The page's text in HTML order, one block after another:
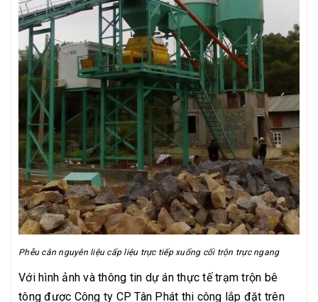
Phễu cân nguyên liệu cấp liệu trực tiếp xuống cối trộn trực ngang
Với hình ảnh và thông tin dự án thực tế trạm trộn bê
tông được Công ty CP Tân Phát thi công lắp đặt trên